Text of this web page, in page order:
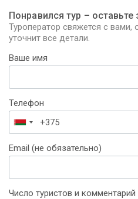
Понравился тур – оставьте
Туроператор свяжется с вами,
уточнит все детали.
Ваше имя
Телефон
Беларусь
+375
Email (не обязательно)
Число туристов и